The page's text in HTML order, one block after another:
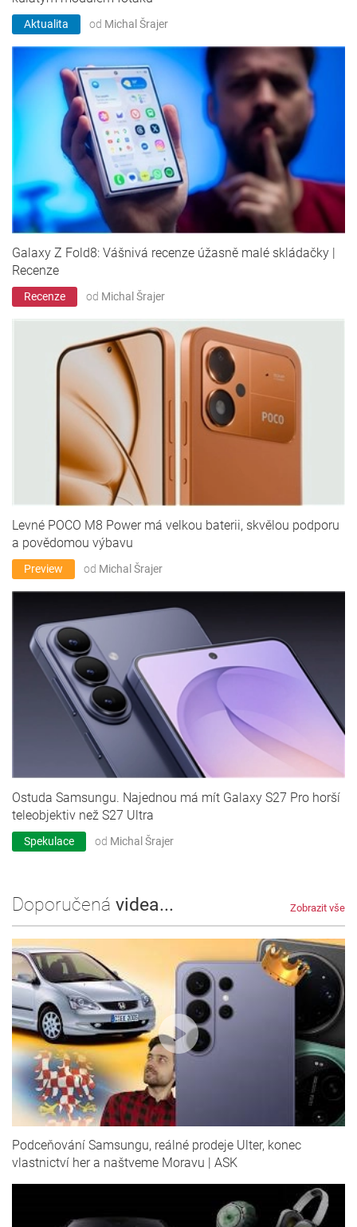
Aktualita od Michal Šrajer
Galaxy Z Fold8: Vášnivá recenze úžasně malé skládačky |
Recenze
Recenze od Michal Šrajer
Levné POCO M8 Power má velkou baterii, skvělou podporu
a povědomou výbavu
Preview od Michal Šrajer
Ostuda Samsungu. Najednou má mít Galaxy S27 Pro horší
teleobjektiv než S27 Ultra
Spekulace od Michal Šrajer
Doporučená videa... Zobrazit vše
Podceňování Samsungu, reálné prodeje Ulter, konec
vlastnictví her a naštveme Moravu | ASK